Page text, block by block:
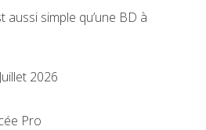
simple qu’une BD à
2026
Pro